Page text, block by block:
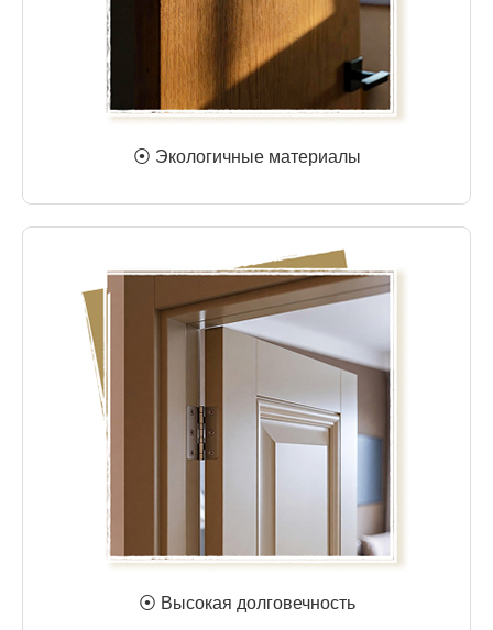
⦿ Экологичные материалы
⦿ Высокая долговечность